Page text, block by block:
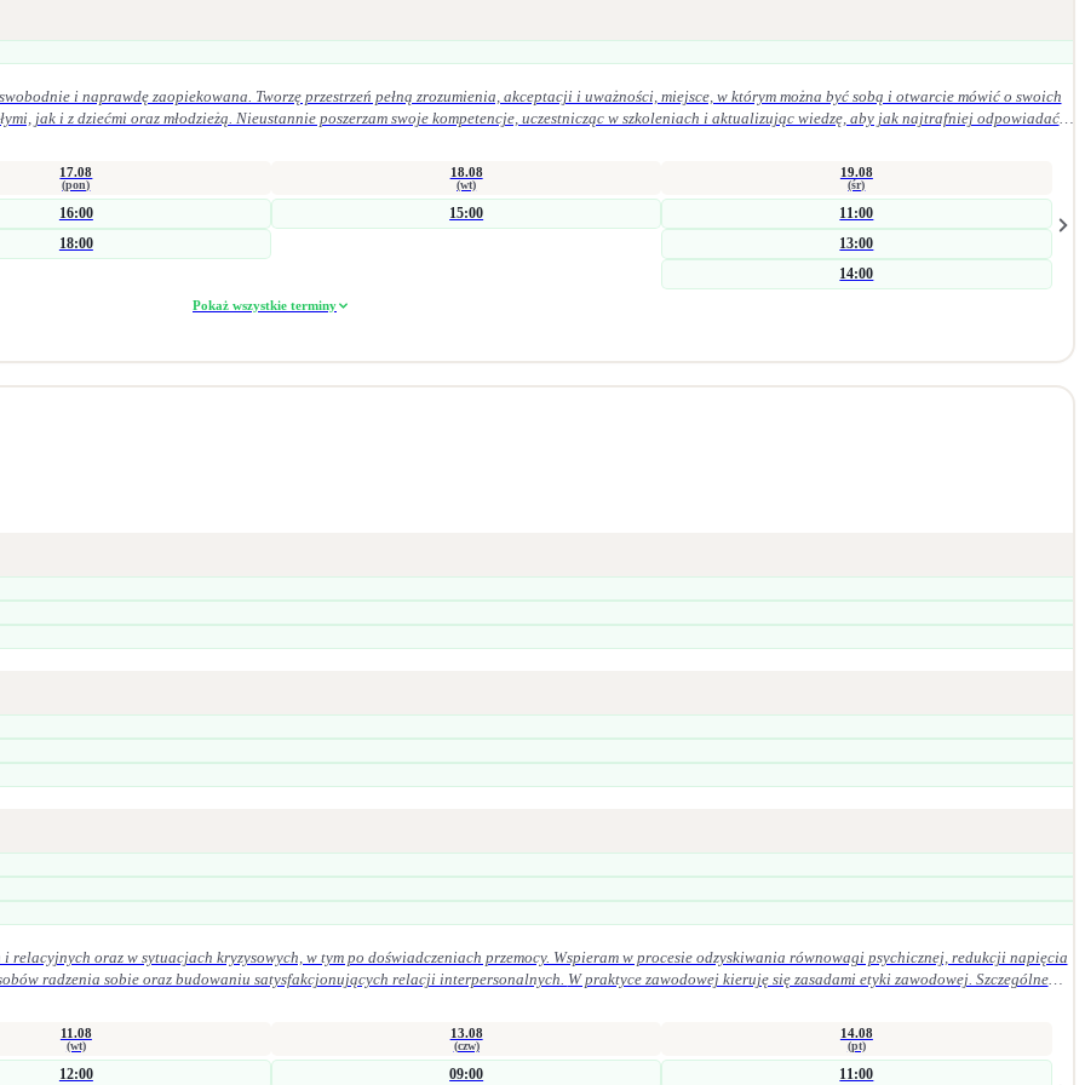
i naprawdę zaopiekowana. Tworzę przestrzeń pełną zrozumienia, akceptacji i uważności, miejsce, w którym można być sobą i otwarcie mówić o swoich
17.08
(pon)
16:00
18:00
18.08
(wt)
15:00
19.08
(śr)
11:00
13:00
14:00
Pokaż wszystkie terminy
oraz w sytuacjach kryzysowych, w tym po doświadczeniach przemocy. Wspieram w procesie odzyskiwania równowagi psychicznej, redukcji napięcia
relacji interpersonalnych. W praktyce zawodowej kieruję się zasadami etyki zawodowej. Szczególne
uważność na potrzeby osoby zgłaszającej się po pomoc.
11.08
(wt)
12:00
13.08
(czw)
09:00
14.08
(pt)
11:00